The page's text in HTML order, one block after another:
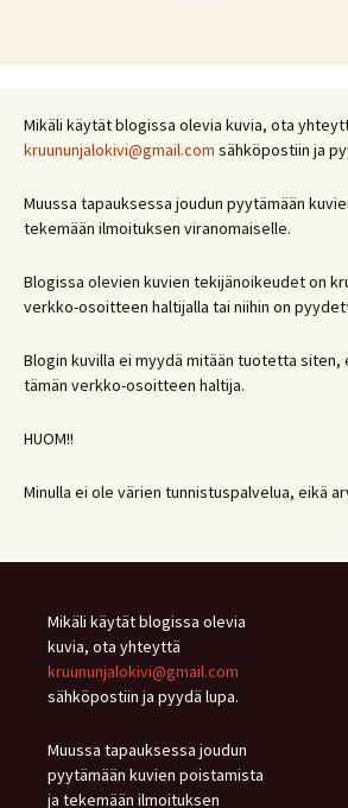
Mikäli käytät blogissa olevia kuvia, ota
kruununjalokivi@gmail.com sähköpostiin ja
Muussa tapauksessa joudun pyytämään
tekemään ilmoituksen viranomaiselle.
Blogissa olevien kuvien tekijänoikeudet on
verkko-osoitteen haltijalla tai niihin on
Blogin kuvilla ei myydä mitään tuotetta siten,
tämän verkko-osoitteen haltija.
HUOM!!
Minulla ei ole värien tunnistuspalvelua, eikä
Mikäli käytät blogissa olevia
kuvia, ota yhteyttä
kruununjalokivi@gmail.com
sähköpostiin ja pyydä lupa.
Muussa tapauksessa joudun
pyytämään kuvien poistamista
ja tekemään ilmoituksen